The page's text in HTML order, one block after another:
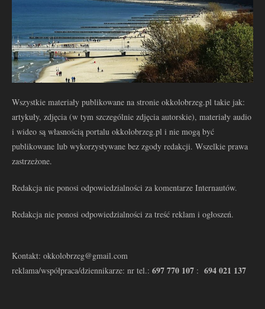
Wszystkie materiały publikowane na stronie okkolobrzeg.pl takie jak:
artykuły, zdjęcia (w tym szczególnie zdjęcia autorskie), materiały audio
i wideo są własnością portalu okkolobrzeg.pl i nie mogą być
publikowane lub wykorzystywane bez zgody redakcji. Wszelkie prawa
zastrzeżone.
Redakcja nie ponosi odpowiedzialności za komentarze Internautów.
Redakcja nie ponosi odpowiedzialności za treść reklam i ogłoszeń.
Kontakt: okkolobrzeg@gmail.com
reklama/współpraca/dziennikarze: nr tel.: 697 770 107 : 694 021 137